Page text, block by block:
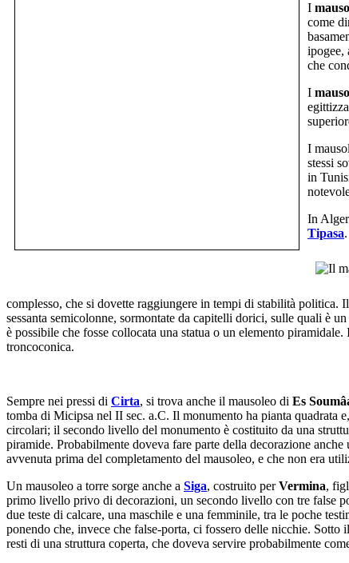
I
come
ipogee,
che
I
I
stessi
in
In
Tipasa
complesso, che si dovette raggiungere in tempi di stabilità
sessanta semicolonne, sormontate da capitelli dorici, sulle quali è
è possibile che fosse collocata una statua o un elemento
troncoconica.
Sempre nei pressi di Cirta, si trova anche il mausoleo di Es
tomba di Micipsa nel II sec. a.C. Il monumento ha pianta quadrata
circolari; il secondo livello del monumento è costituito da una
piramide. Probabilmente doveva fare parte della decorazione
avvenuta prima del completamento del mausoleo, e che non era
Un mausoleo a torre sorge anche a Siga, costruito perVermina,
primo livello privo di decorazioni, un secondo livello con tre false
due teste di calcare, una maschile e una femminile, tra le poche
ponendo che, invece che false-porta, ci fossero delle nicchie.
resti di una struttura coperta, che doveva servire probabilmente